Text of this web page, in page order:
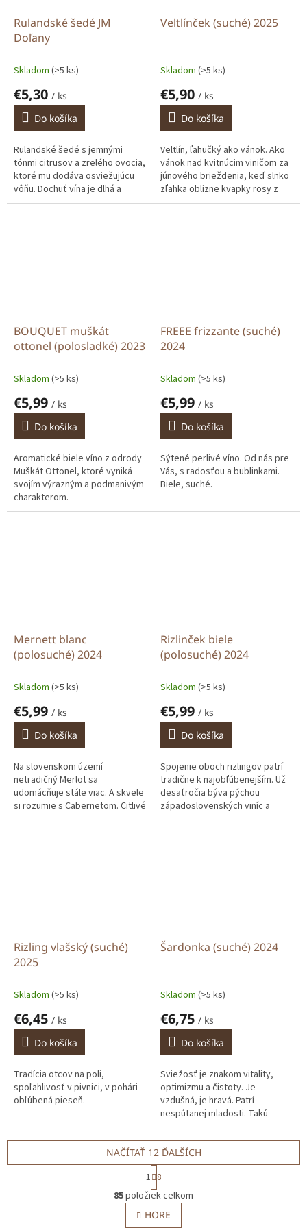
Rulandské šedé JM
Doľany
Skladom (>5 ks)
€5,30 / ks
Do košíka
Rulandské šedé s jemnými
tónmi citrusov a zrelého ovocia,
ktoré mu dodáva osviežujúcu
vôňu. Dochuť vína je dlhá a
harmonická, s jemne sladkastou
Veltlínček (suché) 2025
Skladom (>5 ks)
€5,90 / ks
Do košíka
Veltlín, ľahučký ako vánok. Ako
vánok nad kvitnúcim viničom za
júnového brieždenia, keď slnko
zľahka oblizne kvapky rosy z
mladučkých lístkov.
BOUQUET muškát
ottonel (polosladké) 2023
Skladom (>5 ks)
€5,99 / ks
Do košíka
Aromatické biele víno z odrody
Muškát Ottonel, ktoré vyniká
svojím výrazným a podmanivým
charakterom.
FREEE frizzante (suché)
2024
Skladom (>5 ks)
€5,99 / ks
Do košíka
Sýtené perlivé víno. Od nás pre
Vás, s radosťou a bublinkami.
Biele, suché.
Mernett blanc
(polosuché) 2024
Skladom (>5 ks)
€5,99 / ks
Do košíka
Na slovenskom území
netradičný Merlot sa
udomácňuje stále viac. A skvele
si rozumie s Cabernetom. Citlivé
spracovanie nelisovaných
Rizlinček biele
(polosuché) 2024
Skladom (>5 ks)
€5,99 / ks
Do košíka
Spojenie oboch rizlingov patrí
tradične k najobľúbenejším. Už
desaťročia býva pýchou
západoslovenských viníc a
hajlochov. Vôňa lipy a ovocia.
Rizling vlašský (suché)
2025
Skladom (>5 ks)
€6,45 / ks
Do košíka
Tradícia otcov na poli,
spoľahlivosť v pivnici, v pohári
obľúbená pieseň.
Šardonka (suché) 2024
Skladom (>5 ks)
€6,75 / ks
Do košíka
Sviežosť je znakom vitality,
optimizmu a čistoty. Je
vzdušná, je hravá. Patrí
nespútanej mladosti. Takú
O
v
l
NAČÍTAŤ 12 ĎALŠÍCH
S
t
r
á
n
1 8
85položiek celkom
HORE